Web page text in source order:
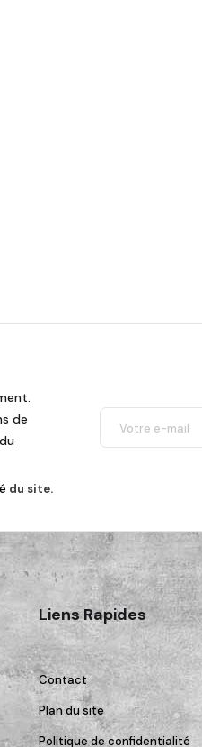
de
du site.
Liens Rapides
Contact
Plan du site
Politique de confidentialité